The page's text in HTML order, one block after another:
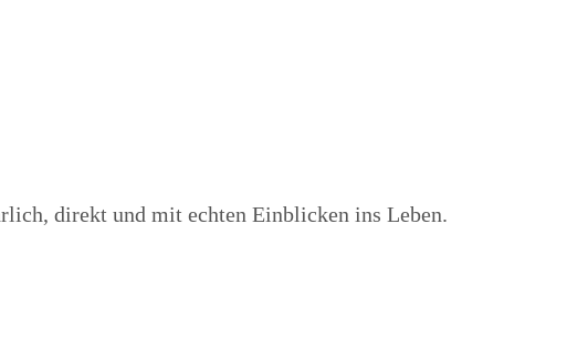
direkt und mit echten Einblicken ins Leben.